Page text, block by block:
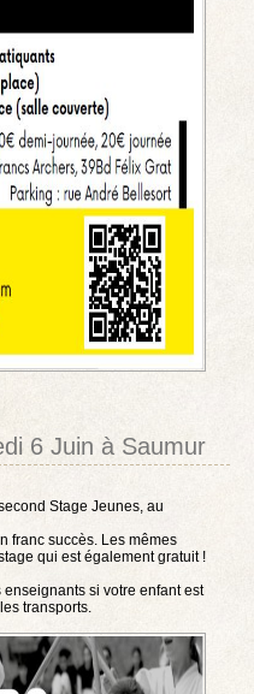
6 Juin à Saumur
Stage Jeunes, au
franc succès. Les mêmes
qui est également gratuit !
si votre enfant est
transports.